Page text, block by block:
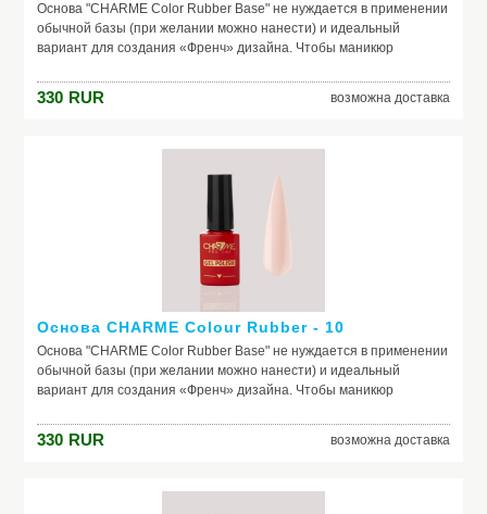
Основа "CHARME Color Rubber Base" не нуждается в применении
обычной базы (при желании можно нанести) и идеальный
вариант для создания «Френч» дизайна. Чтобы маникюр
лака и ногтевой пластины. Базовое покрытие выравнивает
природный тон, маскирует неровности ногтя и его естественное
красящих веществ, поможет добиться по-настоящему добротного
красите ногти самостоятельно, основа – ваш самый главный
330 RUR возможна доставка
Основа CHARME Colour Rubber - 10
Основа "CHARME Color Rubber Base" не нуждается в применении
обычной базы (при желании можно нанести) и идеальный
вариант для создания «Френч» дизайна. Чтобы маникюр
лака и ногтевой пластины. Базовое покрытие выравнивает
природный тон, маскирует неровности ногтя и его естественное
красящих веществ, поможет добиться по-настоящему добротного
330 RUR возможна доставка